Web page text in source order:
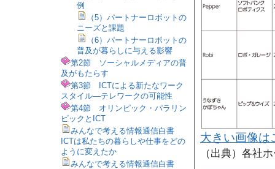
大きい画像は
（出典）各社
例
（5）パートナーロボットの
ニーズと課題
（6）パートナーロボットの
普及が暮らしに与える影響
第2節 ソーシャルメディアの普
及がもたらす
第3節 ICTによる新たなワーク
スタイル―テレワークの可能性
第4節 オリンピック・パラリン
ピックとICT
みんなで考える情報通信白書
ICTは私たちの暮らしや仕事をどの
ように変えたか
みんなで考える情報通信白書